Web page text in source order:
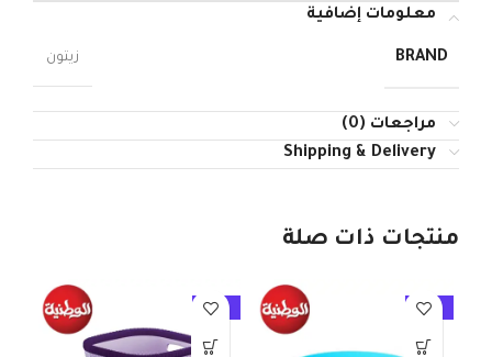
معلومات إضافية
BRAND زيتون
مراجعات (0)
Shipping & Delivery
منتجات ذات صلة
-10%
-10%